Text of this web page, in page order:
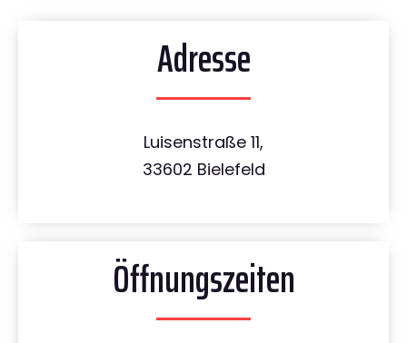
Adresse
Luisenstraße 11,
33602 Bielefeld
Öffnungszeiten